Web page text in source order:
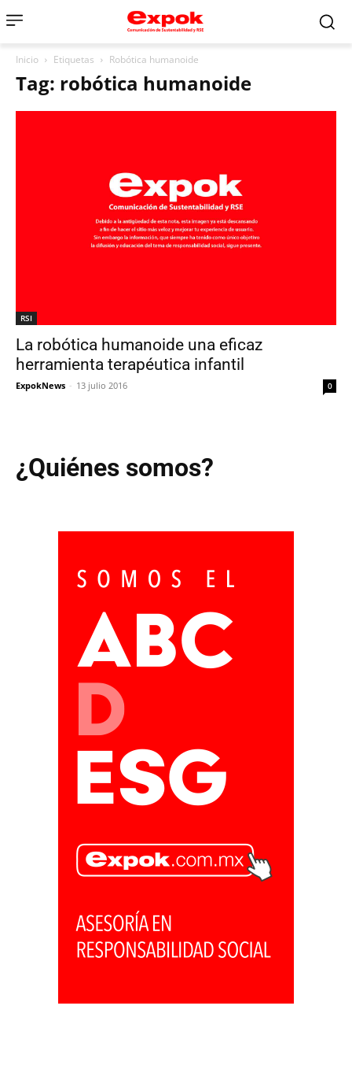
Inicio Etiquetas Robótica humanoide
Tag: robótica humanoide
RSI
La robótica humanoide una eficaz
herramienta terapéutica infantil
ExpokNews - 13 julio 2016 0
¿Quiénes somos?